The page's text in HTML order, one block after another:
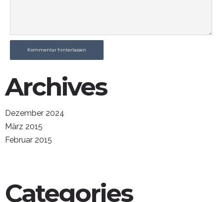
Kommentar hinterlassen
Archives
Dezember 2024
März 2015
Februar 2015
Categories